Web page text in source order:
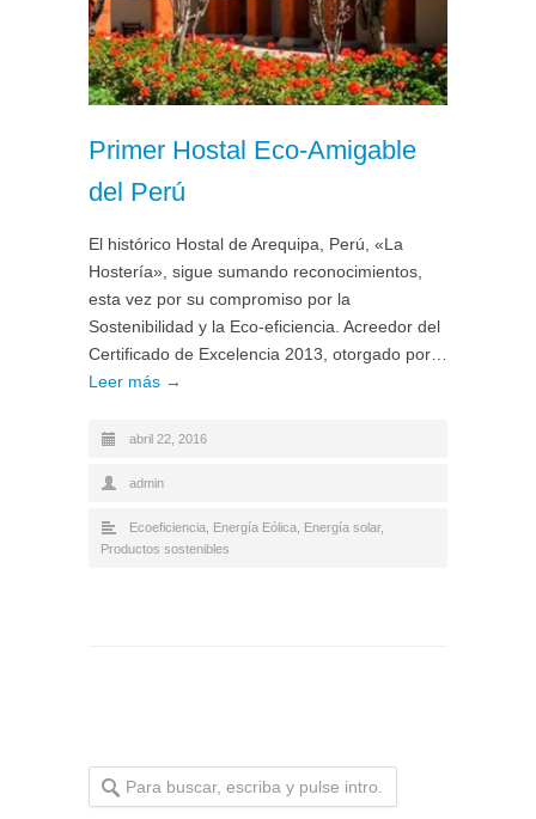
Primer Hostal Eco-Amigable
del Perú
El histórico Hostal de Arequipa, Perú, «La
Hostería», sigue sumando reconocimientos,
esta vez por su compromiso por la
Sostenibilidad y la Eco-eficiencia. Acreedor del
Certificado de Excelencia 2013, otorgado por…
Leer más →
abril 22, 2016
admin
Ecoeficiencia Energía Eólica Energía solar,
Productos sostenibles